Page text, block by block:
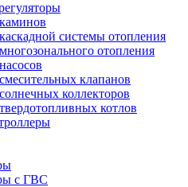
системы отопления
отопления
клапанов
коллекторов
котлов
с ГВС